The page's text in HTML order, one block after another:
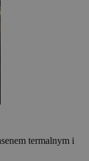
termalnym i